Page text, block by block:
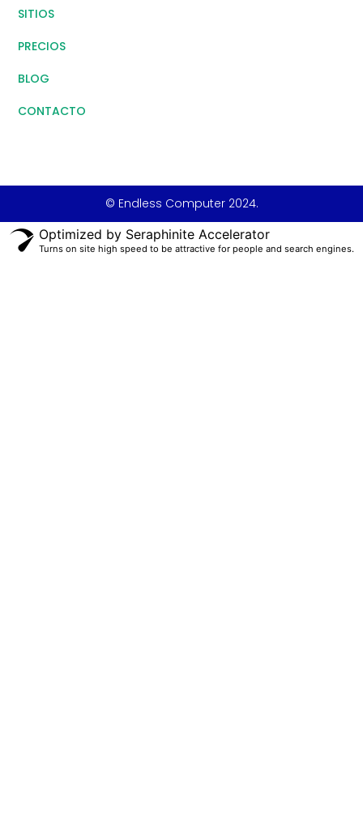
SITIOS
PRECIOS
BLOG
CONTACTO
© Endless Computer 2024.
Optimized by Seraphinite Accelerator
Turns on site high speed to be attractive for people and search engines.